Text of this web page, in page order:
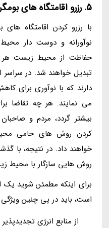
5. رزرو اقامتگاه های بومگردی
با رزرو کردن اقامتگاه
نوآورانه و دوست دار
حفاظت از محیط زیست
تبدیل خواهند شد. در سراسر
دارند که با نوآوری برای
می نمایند. هر چه تقاضا
بیشتر گردد، مردم و
کردن روش های حامی
خواهند داد. در نتیجه، با
روش هایی سازگار با محیط
برای اینکه مطمئن شوید
است، باید در پی چنین
از منابع انرژی